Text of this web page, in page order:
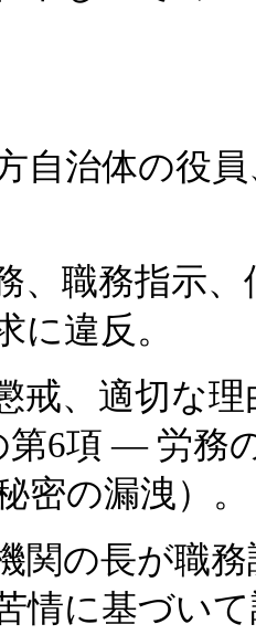
自治体の役
、職務指示
に違反。
戒、適切な
第6項 — 労務
密の漏洩）。
関の長が職
情に基づい